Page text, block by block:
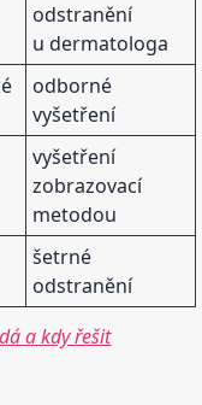
odstranění
u dermatologa
odborné
vyšetření
vyšetření
zobrazovací
metodou
šetrné
odstranění
a kdy řešit